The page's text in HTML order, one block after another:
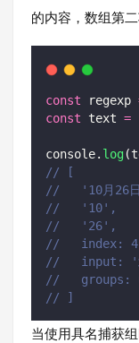
的内容，数组第
const regexp
const text =
console. log
// [
//   '10月26
//   '10',
//   '26',
//   index:
//   input: '北京
//   groups:
// ]
当使用具名捕获